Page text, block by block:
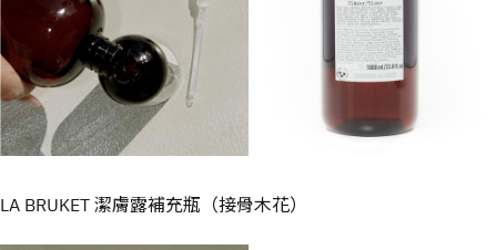
LA BRUKET 潔膚露補充瓶（接骨木花）